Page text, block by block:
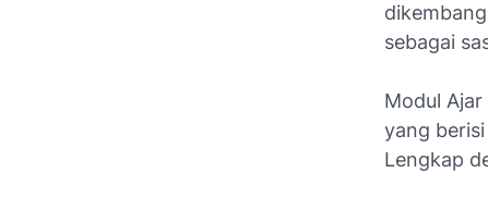
sebagai
Modul
yang
Lengkap